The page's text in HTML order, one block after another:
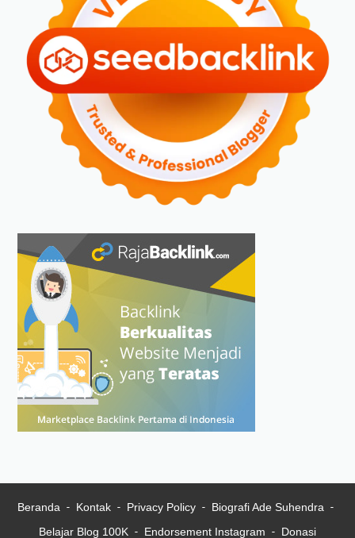
Beranda Kontak Privacy Policy
Biografi Ade Suhendra
Belajar Blog 100K
Endorsement Instagram Donasi